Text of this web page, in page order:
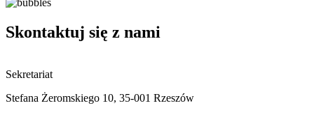
Skontaktuj się z nami
Sekretariat
Stefana Żeromskiego 10, 35-001 Rzeszów